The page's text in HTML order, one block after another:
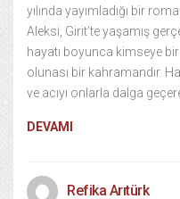
yılında yayımladığı bir
Aleksi, Girit’te yaşamış
hayatı boyunca kimseye
olunası bir kahramandır.
ve acıyı onlarla dalga
DEVAMI
Refika Arıtürk